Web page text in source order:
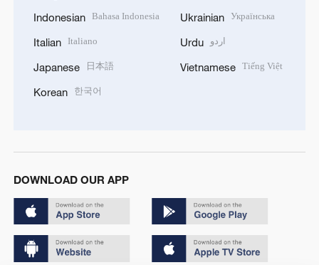
Indonesian Bahasa Indonesia
Italian Italiano
Japanese 日本語
Korean 한국어
Ukrainian Українська
Urdu اردو
Vietnamese Tiếng Việt
DOWNLOAD OUR APP